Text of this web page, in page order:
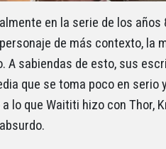
en la serie de los años
de más contexto, la
sabiendas de esto, sus
que se toma poco en serio
lo que Waititi hizo con Thor,